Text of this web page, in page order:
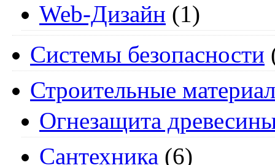
Web-Дизайн (1)
Системы безопасности
Строительные
Огнезащита
Сантехника (6)